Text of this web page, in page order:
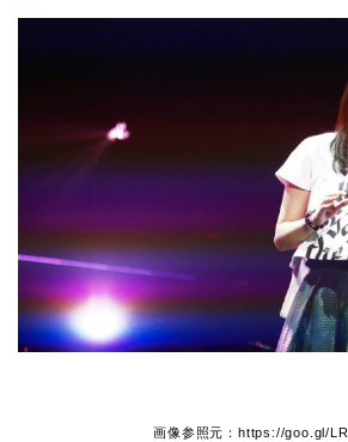
画像参照元：https://goo.gl/